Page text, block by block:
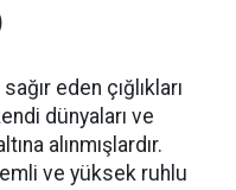
eden çığlıkları
dünyaları ve
alınmışlardır.
ve yüksek ruhlu